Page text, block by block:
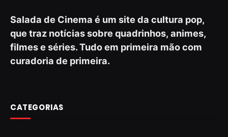
Salada de Cinema é um site da cultura pop,
que traz notícias sobre quadrinhos, animes,
filmes e séries. Tudo em primeira mão com
curadoria de primeira.
CATEGORIAS